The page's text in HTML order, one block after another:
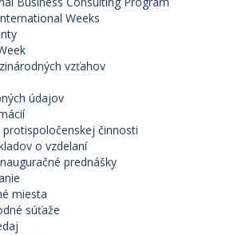
Weeks
vzťahov
údajov
činnosti
o vzdelaní
prednášky
miesta
súťaže